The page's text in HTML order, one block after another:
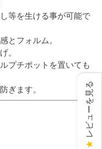
等を生ける事が可能で
とフォルム。
。
プチポットを置いても
ぎます。
★
レビューを見る